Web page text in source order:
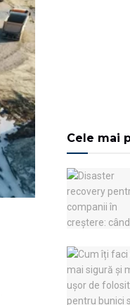
Cele mai